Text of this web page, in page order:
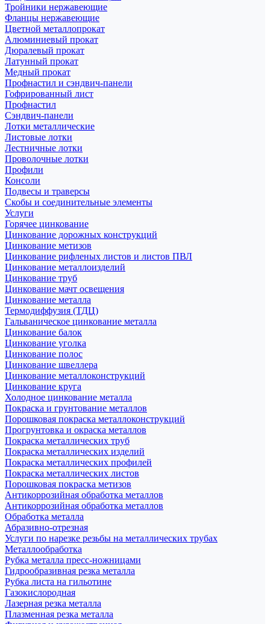
Тройники нержавеющие
Фланцы нержавеющие
Цветной металлопрокат
Алюминиевый прокат
Дюралевый прокат
Латунный прокат
Медный прокат
Профнастил и сэндвич-панели
Гофрированный лист
Профнастил
Сэндвич-панели
Лотки металлические
Листовые лотки
Лестничные лотки
Проволочные лотки
Профили
Консоли
Подвесы и траверсы
Скобы и соединительные элементы
Услуги
Горячее цинкование
Цинкование дорожных конструкций
Цинкование метизов
Цинкование рифленых листов и листов ПВЛ
Цинкование металлоизделий
Цинкование труб
Цинкование мачт освещения
Цинкование металла
Термодиффузия (ТДЦ)
Гальваническое цинкование металла
Цинкование балок
Цинкование уголка
Цинкование полос
Цинкование швеллера
Цинкование металлоконструкций
Цинкование круга
Холодное цинкование металла
Покраска и грунтование металлов
Порошковая покраска металлоконструкций
Прогрунтовка и окраска металлов
Покраска металлических труб
Покраска металлических изделий
Покраска металлических профилей
Покраска металлических листов
Порошковая покраска метизов
Антикоррозийная обработка металлов
Антикоррозийная обработка металлов
Обработка металла
Абразивно-отрезная
Услуги по нарезке резьбы на металлических трубах
Металлообработка
Рубка металла пресс-ножницами
Гидрообразивная резка металла
Рубка листа на гильотине
Газокислородная
Лазерная резка металла
Плазменная резка металла